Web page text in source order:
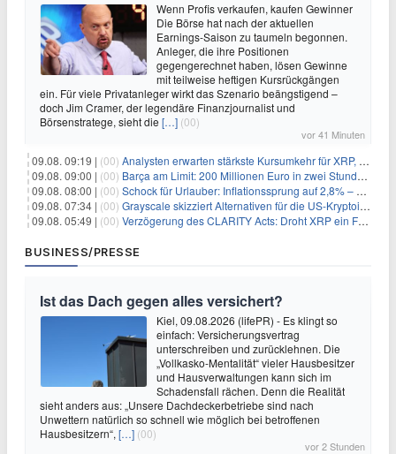
Wenn Profis verkaufen, kaufen Gewinner
Die Börse hat nach der aktuellen
Earnings-Saison zu taumeln begonnen.
Anleger, die ihre Positionen
gegengerechnet haben, lösen Gewinne
mit teilweise heftigen Kursrückgängen
ein. Für viele Privatanleger wirkt das Szenario beängstigend –
doch Jim Cramer, der legendäre Finanzjournalist und
Börsenstratege, sieht die […] (00)
vor 41 Minuten
09.08. 09:19 | (00) Analysten erwarten stärkste Kursumkehr für XRP, während Polymarket skeptisch bleibt
09.08. 09:00 | (00) Barça am Limit: 200 Millionen Euro in zwei Stunden – warum dieser Schuldentrip hochgefährlich wird
09.08. 08:00 | (00) Schock für Urlauber: Inflationssprung auf 2,8% – Diese Preise explodieren jetzt
09.08. 07:34 | (00) Grayscale skizziert Alternativen für die US-Kryptoindustrie ohne CLARITY Act
09.08. 05:49 | (00) Verzögerung des CLARITY Acts: Droht XRP ein Fall unter die $1-Marke?
BUSINESS/PRESSE
Ist das Dach gegen alles versichert?
Kiel, 09.08.2026 (lifePR) - Es klingt so
einfach: Versicherungsvertrag
unterschreiben und zurücklehnen. Die
„Vollkasko-Mentalität“ vieler Hausbesitzer
und Hausverwaltungen kann sich im
Schadensfall rächen. Denn die Realität
sieht anders aus: „Unsere Dachdeckerbetriebe sind nach
Unwettern natürlich so schnell wie möglich bei betroffenen
Hausbesitzern“, […] (00)
vor 2 Stunden